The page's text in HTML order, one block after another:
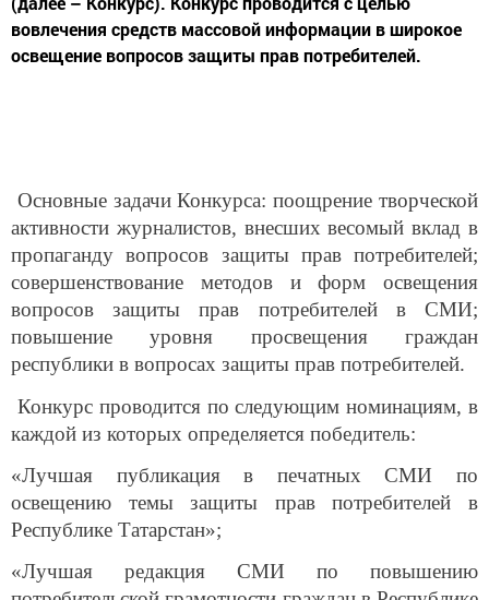
вовлечения средств массовой информации в широкое
освещение вопросов защиты прав потребителей.
активности журналистов, внесших весомый вклад в
пропаганду вопросов защиты прав потребителей;
совершенствование методов и форм освещения
вопросов защиты прав потребителей в СМИ;
повышение уровня просвещения граждан
республики в вопросах защиты прав потребителей.
каждой из которых определяется победитель:
освещению темы защиты прав потребителей в
Республике Татарстан»;
потребительской грамотности граждан в Республике